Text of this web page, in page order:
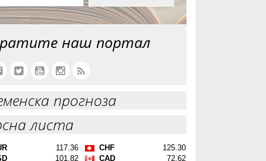
наш портал
прогноза
листа